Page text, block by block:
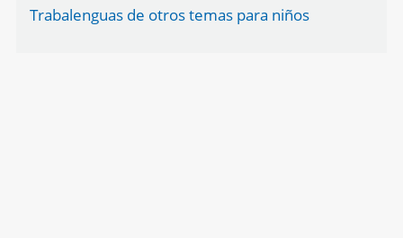
Trabalenguas de otros temas para niños